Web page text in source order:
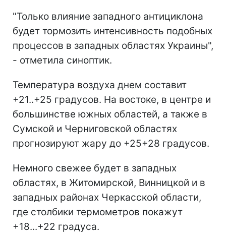
"Только влияние западного антициклона
будет тормозить интенсивность подобных
процессов в западных областях Украины",
- отметила синоптик.
Температура воздуха днем составит
+21..+25 градусов. На востоке, в центре и
большинстве южных областей, а также в
Сумской и Черниговской областях
прогнозируют жару до +25+28 градусов.
Немного свежее будет в западных
областях, в Житомирской, Винницкой и в
западных районах Черкасской области,
где столбики термометров покажут
+18...+22 градуса.